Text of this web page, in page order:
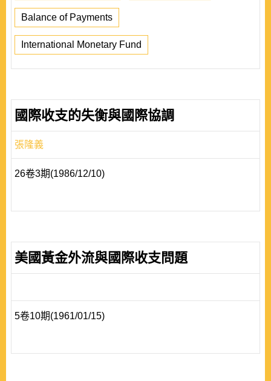
Balance of Payments
International Monetary Fund
國際收支的失衡與國際協調
張隆義
26卷3期(1986/12/10)
美國黃金外流與國際收支問題
5卷10期(1961/01/15)